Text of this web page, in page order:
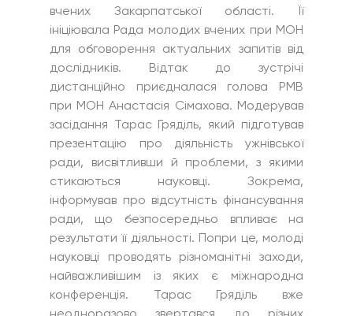
вчених Закарпатської області. Її
ініціювала Рада молодих вчених при МОН
для обговорення актуальних запитів від
дослідників. Відтак до зустрічі
дистанційно приєдналася голова РМВ
при МОН Анастасія Сімахова. Модерував
засідання Тарас Гряділь, який підготував
презентацію про діяльність ужнівської
ради, висвітливши й проблеми, з якими
стикаються науковці. Зокрема,
інформував про відсутність фінансування
ради, що безпосередньо впливає на
результати її діяльності. Попри це, молоді
науковці проводять різноманітні заходи,
найважливішим із яких є міжнародна
конференція. Тарас Гряділь вже